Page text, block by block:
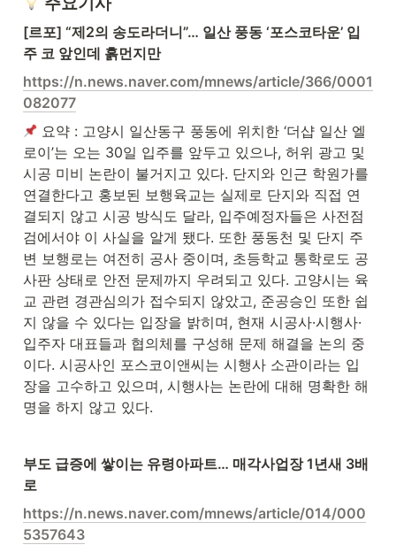
[르포] “제2의 송도라더니”… 일산 풍동 ‘포스코타운’ 입
주 코 앞인데 흙먼지만
https://n.news.naver.com/mnews/article/366/0001
082077
요약 : 고양시 일산동구 풍동에 위치한 ‘더샵 일산 엘
로이’는 오는 30일 입주를 앞두고 있으나, 허위 광고 및
시공 미비 논란이 불거지고 있다. 단지와 인근 학원가를
연결한다고 홍보된 보행육교는 실제로 단지와 직접 연
결되지 않고 시공 방식도 달라, 입주예정자들은 사전점
검에서야 이 사실을 알게 됐다. 또한 풍동천 및 단지 주
변 보행로는 여전히 공사 중이며, 초등학교 통학로도 공
사판 상태로 안전 문제까지 우려되고 있다. 고양시는 육
교 관련 경관심의가 접수되지 않았고, 준공승인 또한 쉽
지 않을 수 있다는 입장을 밝히며, 현재 시공사·시행사·
입주자 대표들과 협의체를 구성해 문제 해결을 논의 중
이다. 시공사인 포스코이앤씨는 시행사 소관이라는 입
장을 고수하고 있으며, 시행사는 논란에 대해 명확한 해
명을 하지 않고 있다.
부도 급증에 쌓이는 유령아파트… 매각사업장 1년새 3배
로
https://n.news.naver.com/mnews/article/014/000
5357643